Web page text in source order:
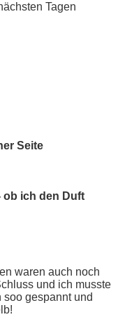
Tagen
Seite
ob ich den Duft
waren auch noch
und ich musste
gespannt und